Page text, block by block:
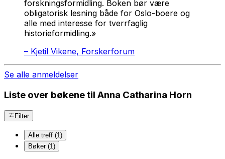
forskningsformidling. Boken bør være
obligatorisk lesning både for Oslo-boere og
alle med interesse for tverrfaglig
historieformidling.»
– Kjetil Vikene, Forskerforum
Se alle anmeldelser
Liste over bøkene til Anna Catharina Horn
Filter
Alle treff (1)
Bøker (1)